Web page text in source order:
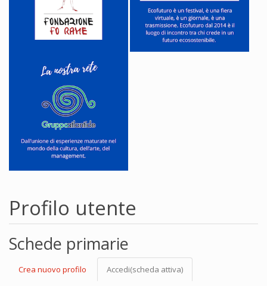
Profilo utente
Schede primarie
Crea nuovo profilo Accedi(scheda attiva)